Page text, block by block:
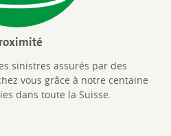
sinistres assurés par des
vous grâce à notre centaine
dans toute la Suisse.